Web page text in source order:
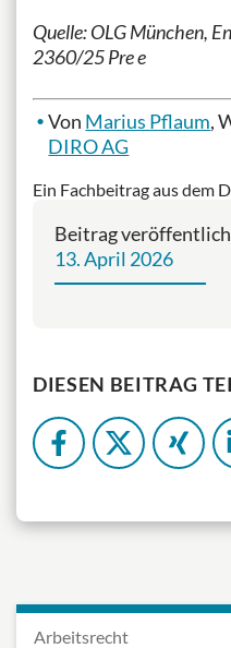
Quelle: OLG München,
2360/25 Pre e
Von Marius Pflaum,
DIRO AG
Ein Fachbeitrag aus dem
Beitrag
13. April 2026
DIESEN BEITRAG
Arbeitsrecht